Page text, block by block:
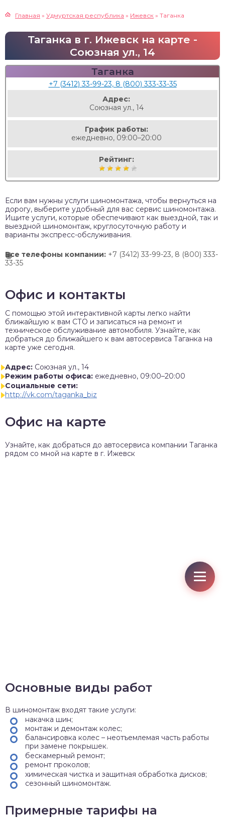
Главная » Удмуртская республика » Ижевск » Таганка
Таганка в г. Ижевск на карте -
Союзная ул., 14
Таганка
+7 (3412) 33-99-23, 8 (800) 333-33-35
Адрес:
Союзная ул., 14
График работы:
ежедневно, 09:00–20:00
Рейтинг:
Если вам нужны услуги шиномонтажа, чтобы вернуться на
дорогу, выберите удобный для вас сервис шиномонтажа.
Ищите услуги, которые обеспечивают как выездной, так и
выездной шиномонтаж, круглосуточную работу и
варианты экспресс-обслуживания.
Все телефоны компании: +7 (3412) 33-99-23, 8 (800) 333-
33-35
Офис и контакты
C помощью этой интерактивной карты легко найти
ближайшую к вам СТО и записаться на ремонт и
техническое обслуживание автомобиля. Узнайте, как
добраться до ближайшего к вам автосервиса Таганка на
карте уже сегодня.
Адрес: Союзная ул., 14
Режим работы офиса: ежедневно, 09:00–20:00
Социальные сети:
http://vk.com/taganka_biz
Офис на карте
Узнайте, как добраться до автосервиса компании Таганка
рядом со мной на карте в г. Ижевск
Основные виды работ
В шиномонтаж входят такие услуги:
накачка шин;
монтаж и демонтаж колес;
балансировка колес – неотъемлемая часть работы
при замене покрышек.
бескамерный ремонт;
ремонт проколов;
химическая чистка и защитная обработка дисков;
сезонный шиномонтаж.
Примерные тарифы на